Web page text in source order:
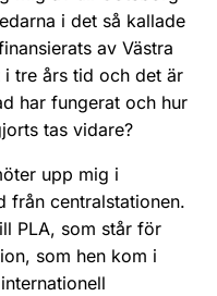
i det så kallade
av Västra
i tre års tid och det är
har fungerat och hur
tas vidare?
upp mig i
från centralstationen.
PLA, som står för
som hen kom i